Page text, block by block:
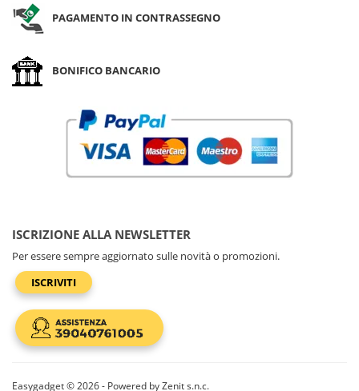
PAGAMENTO IN CONTRASSEGNO
BONIFICO BANCARIO
ISCRIZIONE ALLA NEWSLETTER
Per essere sempre aggiornato sulle novità o promozioni.
ISCRIVITI
Easygadget © 2026 - Powered by Zenit s.n.c.